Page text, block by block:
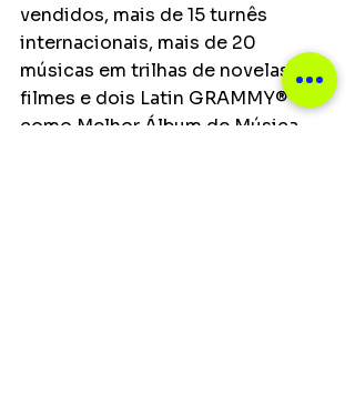
vendidos, mais de 15 turnês
internacionais, mais de 20
músicas em trilhas de novelas e
filmes e dois Latin GRAMMY®
como Melhor Álbum de Música